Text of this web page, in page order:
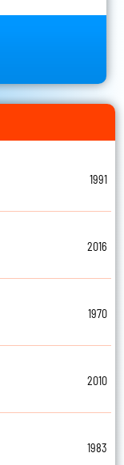
1991
2016
1970
2010
1983